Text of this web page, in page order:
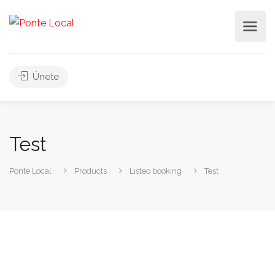
Únete
Test
Ponte Local Products Listeo booking Test